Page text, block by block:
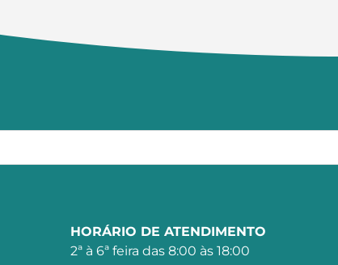
HORÁRIO DE ATENDIMENTO
2ª à 6ª feira das 8:00 às 18:00